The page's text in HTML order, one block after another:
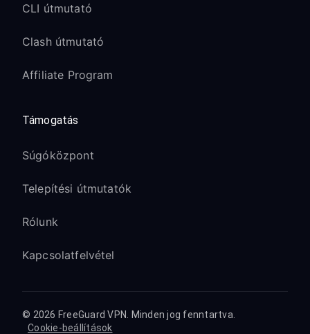
CLI útmutató
Clash útmutató
Affiliate Program
Támogatás
Súgóközpont
Telepítési útmutatók
Rólunk
Kapcsolatfelvétel
© 2026 FreeGuard VPN. Minden jog fenntartva.
Cookie-beállítások